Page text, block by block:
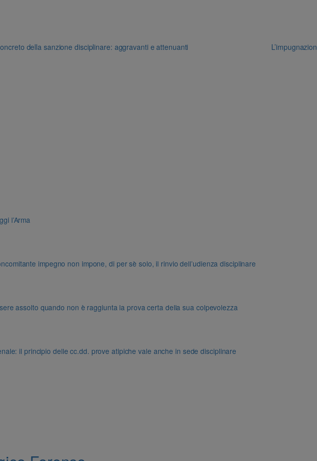
della sanzione disciplinare: aggravanti e attenuanti
l’Arma
impegno non impone, di per sè solo, il rinvio dell’udienza disciplinare
assolto quando non è raggiunta la prova certa della sua colpevolezza
il principio delle cc.dd. prove atipiche vale anche in sede disciplinare